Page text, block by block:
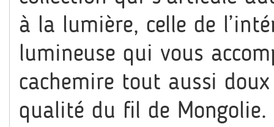
à la lumière, celle de
lumineuse qui vous
cachemire tout aussi
qualité du fil de Mongolie.